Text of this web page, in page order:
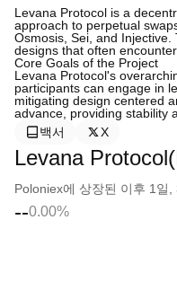
Levana Protocol is a
approach to perpetual
Osmosis, Sei, and
designs that often
Core Goals of the Project
Levana Protocol's
participants can engage in
mitigating design centered
advance, providing stability
백서
X
Levana
Poloniex에 상장된 이후 1일
--0.00%